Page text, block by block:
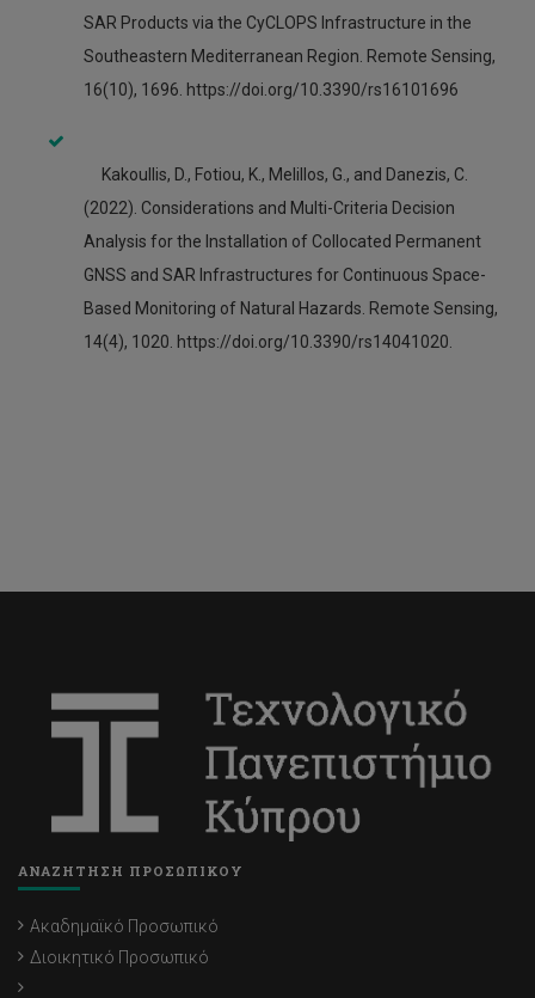
SAR Products via the CyCLOPS Infrastructure in the
Southeastern Mediterranean Region. Remote Sensing,
16(10), 1696. https://doi.org/10.3390/rs16101696
Kakoullis, D., Fotiou, K., Melillos, G., and Danezis, C.
(2022). Considerations and Multi-Criteria Decision
Analysis for the Installation of Collocated Permanent
GNSS and SAR Infrastructures for Continuous Space-
Based Monitoring of Natural Hazards. Remote Sensing,
14(4), 1020. https://doi.org/10.3390/rs14041020.
ΑΝΑΖΗΤΗΣΗ ΠΡΟΣΩΠΙΚΟΥ
Ακαδημαϊκό Προσωπικό
Διοικητικό Προσωπικό